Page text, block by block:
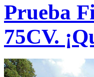
Prueba
75CV.